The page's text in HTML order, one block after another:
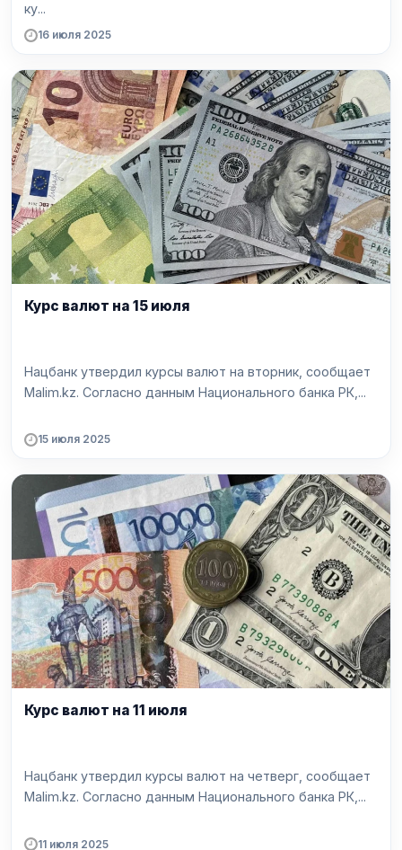
ку...
16 июля 2025
Курс валют на 15 июля
Нацбанк утвердил курсы валют на вторник, сообщает
Malim.kz. Согласно данным Национального банка РК,...
15 июля 2025
Курс валют на 11 июля
Нацбанк утвердил курсы валют на четверг, сообщает
Malim.kz. Согласно данным Национального банка РК,...
11 июля 2025